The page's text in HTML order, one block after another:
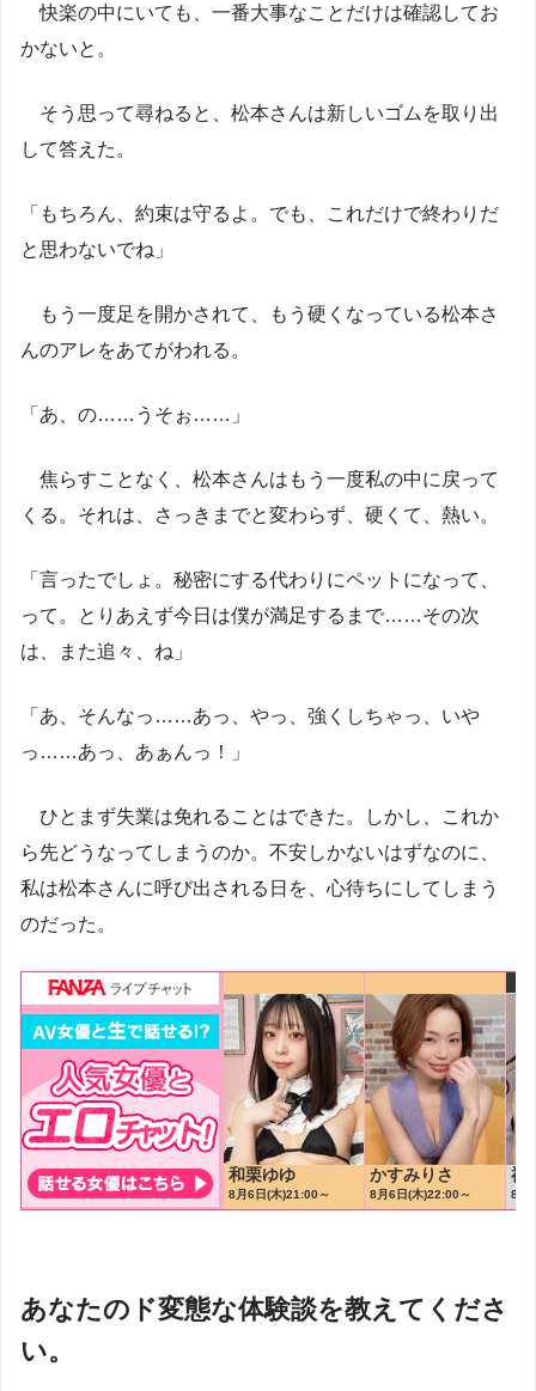
快楽の中にいても、一番大事なことだけは確認してお
かないと。
そう思って尋ねると、松本さんは新しいゴムを取り出
して答えた。
「もちろん、約束は守るよ。でも、これだけで終わりだ
と思わないでね」
もう一度足を開かされて、もう硬くなっている松本さ
んのアレをあてがわれる。
「あ、の……うそぉ……」
焦らすことなく、松本さんはもう一度私の中に戻って
くる。それは、さっきまでと変わらず、硬くて、熱い。
「言ったでしょ。秘密にする代わりにペットになって、
って。とりあえず今日は僕が満足するまで……その次
は、また追々、ね」
「あ、そんなっ……あっ、やっ、強くしちゃっ、いや
っ……あっ、あぁんっ！」
ひとまず失業は免れることはできた。しかし、これか
ら先どうなってしまうのか。不安しかないはずなのに、
私は松本さんに呼び出される日を、心待ちにしてしまう
のだった。
あなたのド変態な体験談を教えてくださ
い。